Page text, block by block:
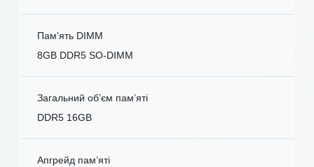
Пам’ять DIMM
8GB DDR5 SO-DIMM
Загальний об’єм пам’яті
DDR5 16GB
Апгрейд пам’яті